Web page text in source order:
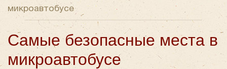
микроавтобусе
Самые безопасные места в
микроавтобусе